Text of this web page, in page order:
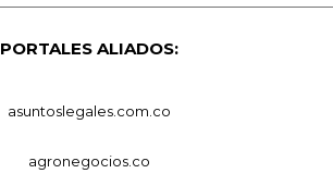
PORTALES ALIADOS:
asuntoslegales.com.co
agronegocios.co